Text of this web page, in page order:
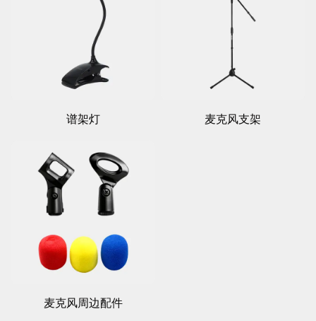
谱架灯 麦克风支架
麦克风周边配件